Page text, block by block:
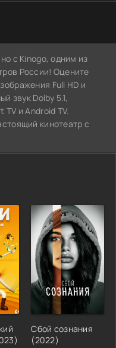
с Kinogo, одним из
России! Оцените
Full HD и
звук Dolby 5.1,
и Android TV.
кинотеатр с
Сбой сознания
(2022)